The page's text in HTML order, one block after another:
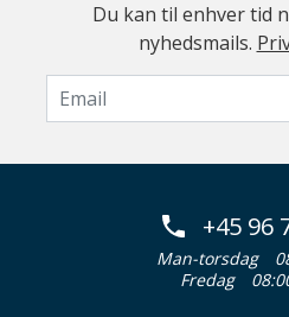
Du kan til enhver tid
nyhedsmails.
+45 96
Man-torsdag
Fredag